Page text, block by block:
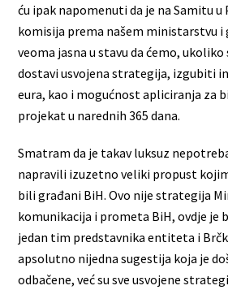
ću ipak napomenuti da je na Samitu u
komisija prema našem ministarstvu i
veoma jasna u stavu da ćemo, ukoliko
dostavi usvojena strategija, izgubiti
eura, kao i mogućnost apliciranja za
projekat u narednih 365 dana.
Smatram da je takav luksuz
napravili izuzetno veliki propust
bili građani BiH. Ovo nije strategija
komunikacija i prometa BiH, ovdje je
jedan tim predstavnika entiteta i
apsolutno nijedna sugestija koja je
odbačene, već su sve usvojene